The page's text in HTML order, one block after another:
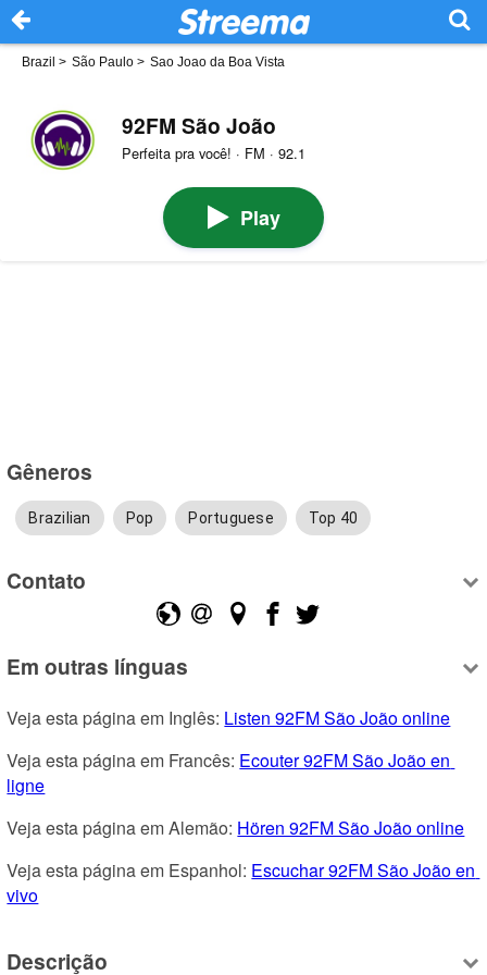
Brazil > São Paulo > Sao Joao da Boa Vista
92FM São João
Perfeita pra você! · FM · 92.1
Play
Gêneros
Brazilian Pop Portuguese Top 40
Contato
Em outras línguas
Veja esta página em Inglês: Listen 92FM São João online
Veja esta página em Francês: Ecouter 92FM São João en
ligne
Veja esta página em Alemão: Hören 92FM São João online
Veja esta página em Espanhol: Escuchar 92FM São João en
vivo
Descrição